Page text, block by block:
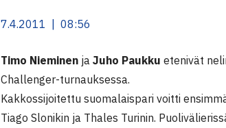
7.4.2011 | 08:56
Timo Nieminen ja Juho Paukku etenivät
Challenger-turnauksessa.
Kakkossijoitettu suomalaispari voitti
Tiago Slonikin ja Thales Turinin.